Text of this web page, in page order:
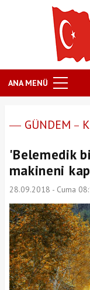
ANA MENÜ
GÜNDEM
'Belemedik
makineni
28.09.2018 - Cuma